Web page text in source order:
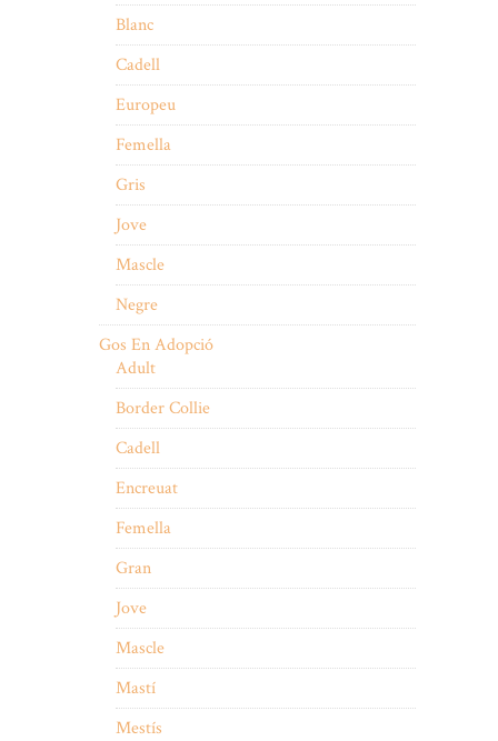
Blanc
Cadell
Europeu
Femella
Gris
Jove
Mascle
Negre
Gos En Adopció
Adult
Border Collie
Cadell
Encreuat
Femella
Gran
Jove
Mascle
Mastí
Mestís